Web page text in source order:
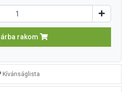
rakom
Kívánságlista